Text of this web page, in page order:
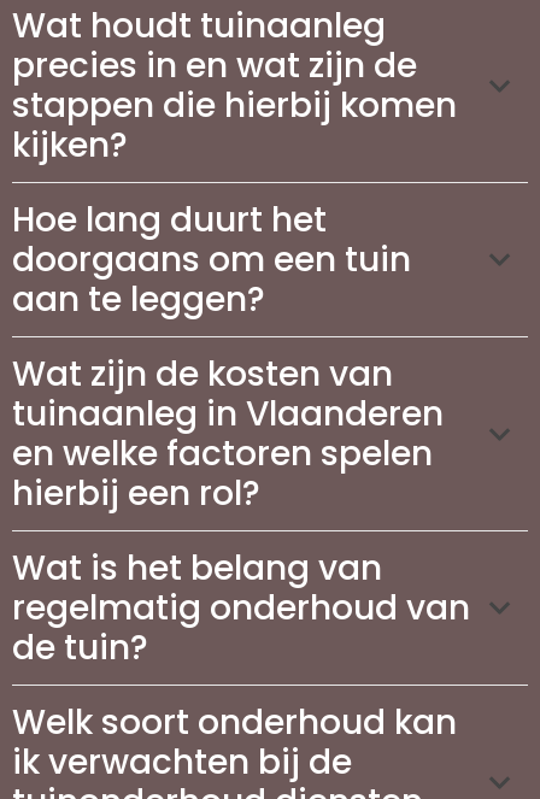
Wat houdt tuinaanleg
precies in en wat zijn de
stappen die hierbij komen
kijken?
Hoe lang duurt het
doorgaans om een tuin
aan te leggen?
Wat zijn de kosten van
tuinaanleg in Vlaanderen
en welke factoren spelen
hierbij een rol?
Wat is het belang van
regelmatig onderhoud van
de tuin?
Welk soort onderhoud kan
ik verwachten bij de